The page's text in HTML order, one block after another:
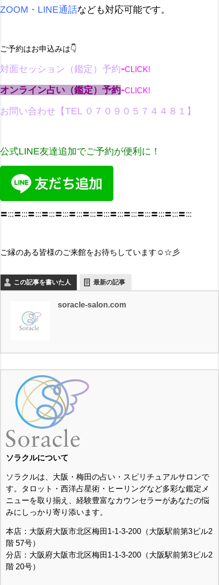
ZOOM・LINE通話なども対応可能です。
ご予約はお申込みは👇
対面セッション（鑑定）予約⇦CLICK!
オンライン占い（鑑定）予約⇦CLICK!
お問い合わせ【TEL ０７０９０５７４４８１ 】
公式LINE友達追加でご予約が便利に！
〓:::〓:::〓:::〓:::〓:::〓:::〓:::〓:::〓:::〓:::〓:::〓:::〓:::〓:::
ご縁のある皆様のご来館をお待ちしています☺☆彡
この記事を書いた人 最新の記事
soracle-salon.com
ソラクルについて
ソラクルは、大阪・梅田の占い・スピリチュアルサロンで
す。タロット・西洋占星術・ヒーリングなど多彩な鑑定メ
ニューを取り揃え、経験豊富なカウンセラーがあなたの悩
みにしっかり寄り添います。
本店：大阪府大阪市北区梅田1-1-3-200（大阪駅前第3ビル2
階 57号）
分店：大阪府大阪市北区梅田1-1-3-200（大阪駅前第3ビル2
階 20号）